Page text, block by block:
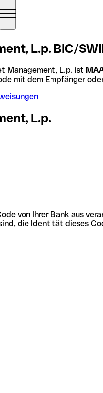
L.p. BIC/
Management, L.p. ist
mit dem Empfänger
L.p.
von Ihrer Bank aus
die Identität dieses